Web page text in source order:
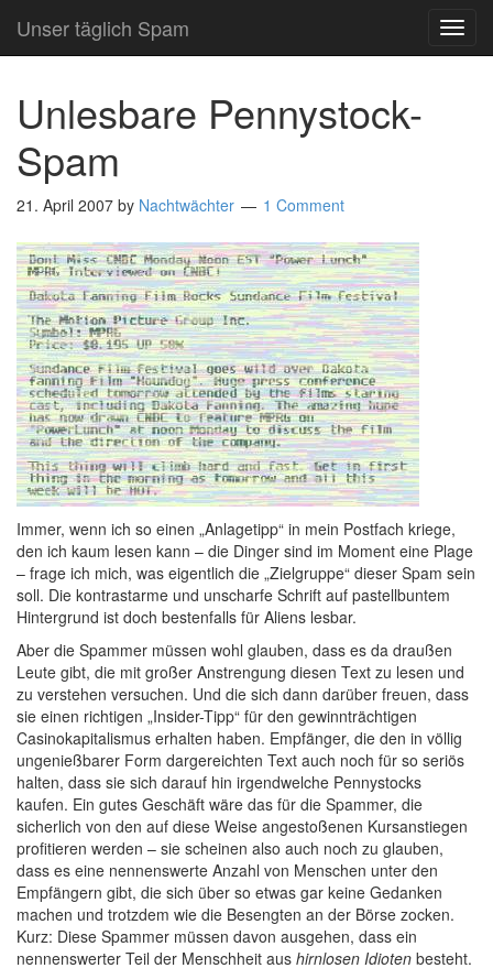
Unser täglich Spam
Unlesbare Pennystock-
Spam
21. April 2007 by Nachtwächter 1 Comment
Immer, wenn ich so einen „Anlagetipp“ in mein Postfach kriege,
den ich kaum lesen kann – die Dinger sind im Moment eine Plage
– frage ich mich, was eigentlich die „Zielgruppe“ dieser Spam sein
soll. Die kontrastarme und unscharfe Schrift auf pastellbuntem
Hintergrund ist doch bestenfalls für Aliens lesbar.
Aber die Spammer müssen wohl glauben, dass es da draußen
Leute gibt, die mit großer Anstrengung diesen Text zu lesen und
zu verstehen versuchen. Und die sich dann darüber freuen, dass
sie einen richtigen „Insider-Tipp“ für den gewinnträchtigen
Casinokapitalismus erhalten haben. Empfänger, die den in völlig
ungenießbarer Form dargereichten Text auch noch für so seriös
halten, dass sie sich darauf hin irgendwelche Pennystocks
kaufen. Ein gutes Geschäft wäre das für die Spammer, die
sicherlich von den auf diese Weise angestoßenen Kursanstiegen
profitieren werden – sie scheinen also auch noch zu glauben,
dass es eine nennenswerte Anzahl von Menschen unter den
Empfängern gibt, die sich über so etwas gar keine Gedanken
machen und trotzdem wie die Besengten an der Börse zocken.
Kurz: Diese Spammer müssen davon ausgehen, dass ein
nennenswerter Teil der Menschheit aus hirnlosen Idioten besteht.